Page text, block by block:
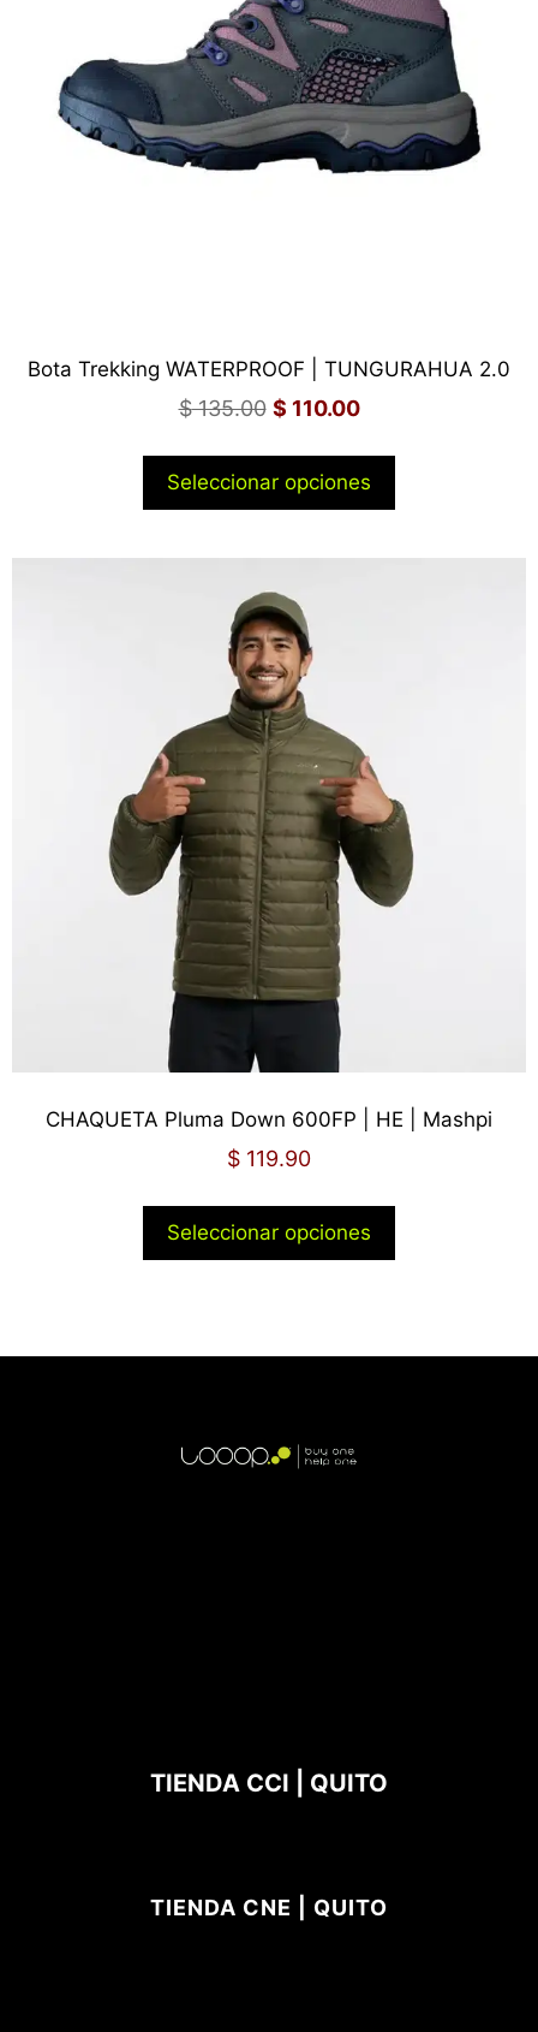
Bota Trekking WATERPROOF | TUNGURAHUA 2.0
$135.00 $ 110.00
Seleccionar opciones
CHAQUETA Pluma Down 600FP | HE | Mashpi
$ 119.90
Seleccionar opciones
TIENDA CCI | QUITO
TIENDA CNE | QUITO